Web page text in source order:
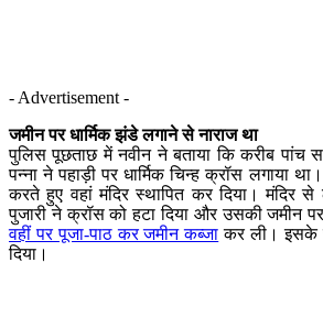
- Advertisement -
जमीन पर धार्मिक झंडे लगाने से नाराज था
पुलिस पूछताछ में नवीन ने बताया कि करीब पांच
पन्ना ने पहाड़ी पर धार्मिक चिन्ह क्रॉस लगाया
करते हुए वहां मंदिर स्थापित कर दिया। मंदिर
पुजारी ने क्रॉस को हटा दिया और उसकी जमीन
वहीं पर पूजा-पाठ कर जमीन कब्जा कर ली। इसके
दिया।